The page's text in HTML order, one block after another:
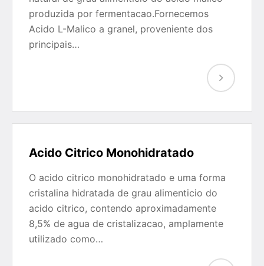
produzida por fermentacao.Fornecemos
Acido L-Malico a granel, proveniente dos
principais…
Acido Citrico Monohidratado
O acido citrico monohidratado e uma forma
cristalina hidratada de grau alimenticio do
acido citrico, contendo aproximadamente
8,5% de agua de cristalizacao, amplamente
utilizado como…